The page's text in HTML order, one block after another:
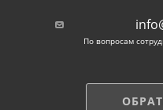
По вопросам